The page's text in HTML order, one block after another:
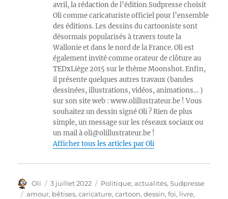
avril, la rédaction de l’édition Sudpresse choisit
Oli comme caricaturiste officiel pour l’ensemble
des éditions. Les dessins du cartooniste sont
désormais popularisés à travers toute la
Wallonie et dans le nord de la France. Oli est
également invité comme orateur de clôture au
TEDxLiège 2015 sur le thème Moonshot. Enfin,
il présente quelques autres travaux (bandes
dessinées, illustrations, vidéos, animations… )
sur son site web : www.olillustrateur.be ! Vous
souhaitez un dessin signé Oli ? Rien de plus
simple, un message sur les réseaux sociaux ou
un mail à oli@olillustrateur.be !
Afficher tous les articles par Oli
Auteur
Oli
Publié
le
3 juillet 2022 Catégories
Politique, actualités,Sudpresse
Étiquettes
amour, bêtises,caricature,cartoon,dessin,foi, livre,